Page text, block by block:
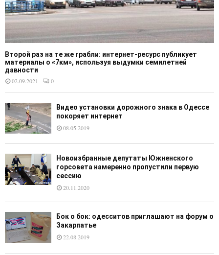
Второй раз на те же грабли: интернет-ресурс публикует
материалы о «7км», используя выдумки семилетней
давности
02.09.2021
0
Видео установки дорожного знака в Одессе
покоряет интернет
08.05.2019
Новоизбранные депутаты Южненского
горсовета намеренно пропустили первую
сессию
20.11.2020
Бок о бок: одесситов приглашают на форум о
Закарпатье
22.08.2019